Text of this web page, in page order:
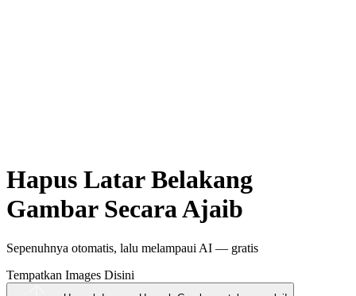
Hapus Latar Belakang
Gambar Secara Ajaib
Sepenuhnya otomatis, lalu melampaui AI — gratis
Tempatkan Images Disini